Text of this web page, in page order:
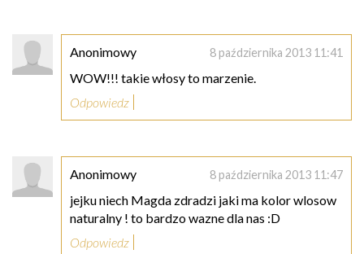
Anonimowy 8 października 2013 11:41
WOW!!! takie włosy to marzenie.
Odpowiedz
Anonimowy 8 października 2013 11:47
jejku niech Magda zdradzi jaki ma kolor wlosow
naturalny ! to bardzo wazne dla nas :D
Odpowiedz